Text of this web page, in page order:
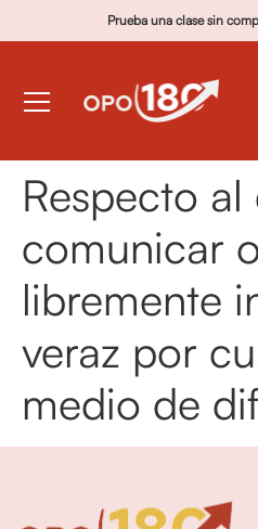
Prueba una clase sin
Respecto
comunicar
libremente
veraz por
medio de